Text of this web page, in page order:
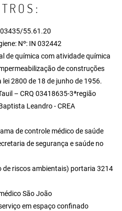
55.61.20
Nº: IN 032442
de química com atividade química
de construções
2800 de 18 de junho de 1956.
– CRQ 03418635-3ªregião
Leandro - CREA
de controle médico de saúde
de segurança e saúde no
de riscos ambientais) portaria 3214
São João
em espaço confinado